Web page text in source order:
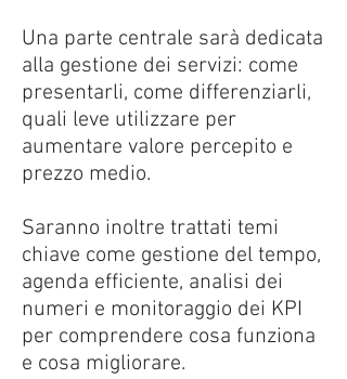
Una parte centrale sarà dedicata
alla gestione dei servizi: come
presentarli, come differenziarli,
quali leve utilizzare per
aumentare valore percepito e
prezzo medio.
Saranno inoltre trattati temi
chiave come gestione del tempo,
agenda efficiente, analisi dei
numeri e monitoraggio dei KPI
per comprendere cosa funziona
e cosa migliorare.